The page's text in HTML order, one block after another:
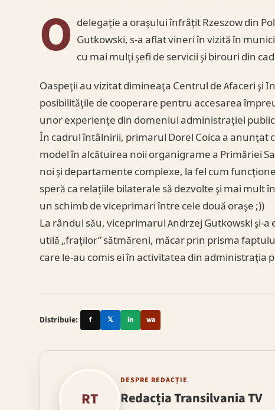
O delegaţie a oraşului înfrăţit Rzeszow din
Gutkowski, s-a aflat vineri în vizită în
cu mai mulţi şefi de servicii şi birouri din
Oaspeţii au vizitat dimineaţa Centrul de Afaceri şi
posibilităţile de cooperare pentru accesarea
unor experienţe din domeniul administraţiei
În cadrul întâlnirii, primarul Dorel Coica a anunţat
model în alcătuirea noii organigrame a Primăriei
noi şi departamente complexe, la fel cum
speră ca relaţiile bilaterale să dezvolte şi mai mult
un schimb de viceprimari între cele două oraşe ;))
La rândul său, viceprimarul Andrzej Gutkowski şi-
utilă „fraţilor” sătmăreni, măcar prin prisma
care le-au comis ei în activitatea din administraţia
Distribuie: f 𝕏 in wa
RT
DESPRE REDACȚIE
Redacția Transilvania TV